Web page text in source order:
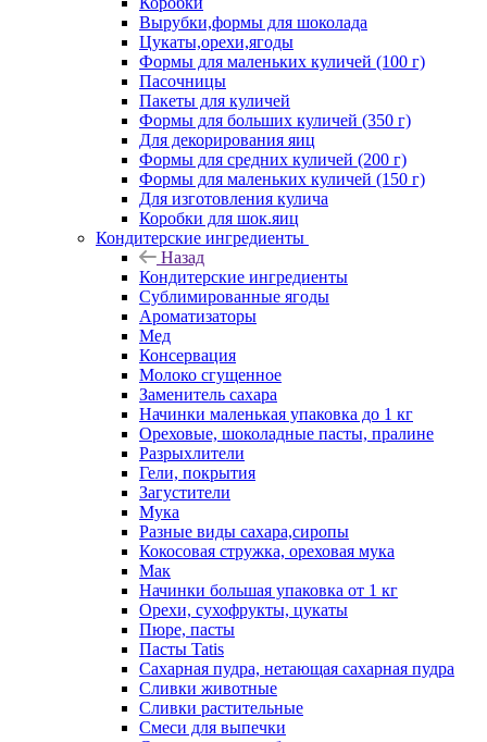
Вырубки,формы для шоколада
Цукаты,орехи,ягоды
Формы для маленьких куличей (100 г)
Пасочницы
Пакеты для куличей
Формы для больших куличей (350 г)
Для декорирования яиц
Формы для средних куличей (200 г)
Формы для маленьких куличей (150 г)
Для изготовления кулича
Коробки для шок.яиц
Кондитерские ингредиенты
Назад
Кондитерские ингредиенты
Сублимированные ягоды
Ароматизаторы
Мед
Консервация
Молоко сгущенное
Заменитель сахара
Начинки маленькая упаковка до 1 кг
Ореховые, шоколадные пасты, пралине
Разрыхлители
Гели, покрытия
Загустители
Мука
Разные виды сахара,сиропы
Кокосовая стружка, ореховая мука
Мак
Начинки большая упаковка от 1 кг
Орехи, сухофрукты, цукаты
Пюре, пасты
Пасты Tatis
Сахарная пудра, нетающая сахарная пудра
Сливки животные
Сливки растительные
Смеси для выпечки